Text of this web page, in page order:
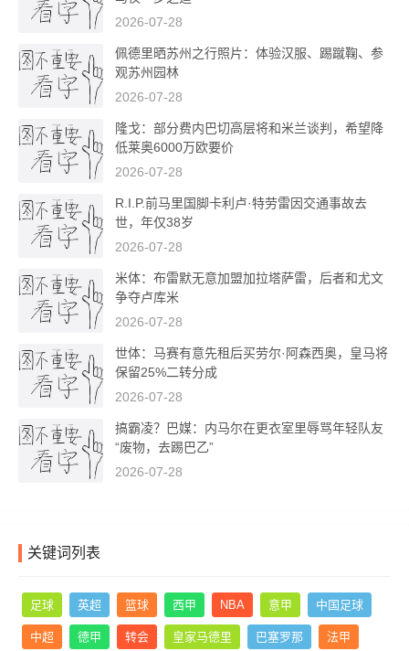
2026-07-28
佩德里晒苏州之行照片：体验汉服、踢蹴鞠、参
观苏州园林
2026-07-28
隆戈：部分费内巴切高层将和米兰谈判，希望降
低莱奥6000万欧要价
2026-07-28
R.I.P.前马里国脚卡利卢·特劳雷因交通事故去
世，年仅38岁
2026-07-28
米体：布雷默无意加盟加拉塔萨雷，后者和尤文
争夺卢库米
2026-07-28
世体：马赛有意先租后买劳尔·阿森西奥，皇马将
保留25%二转分成
2026-07-28
搞霸凌？巴媒：内马尔在更衣室里辱骂年轻队友
“废物，去踢巴乙”
2026-07-28
关键词列表
足球 英超 篮球 西甲 NBA 意甲 中国足球
中超 德甲 转会 皇家马德里 巴塞罗那 法甲